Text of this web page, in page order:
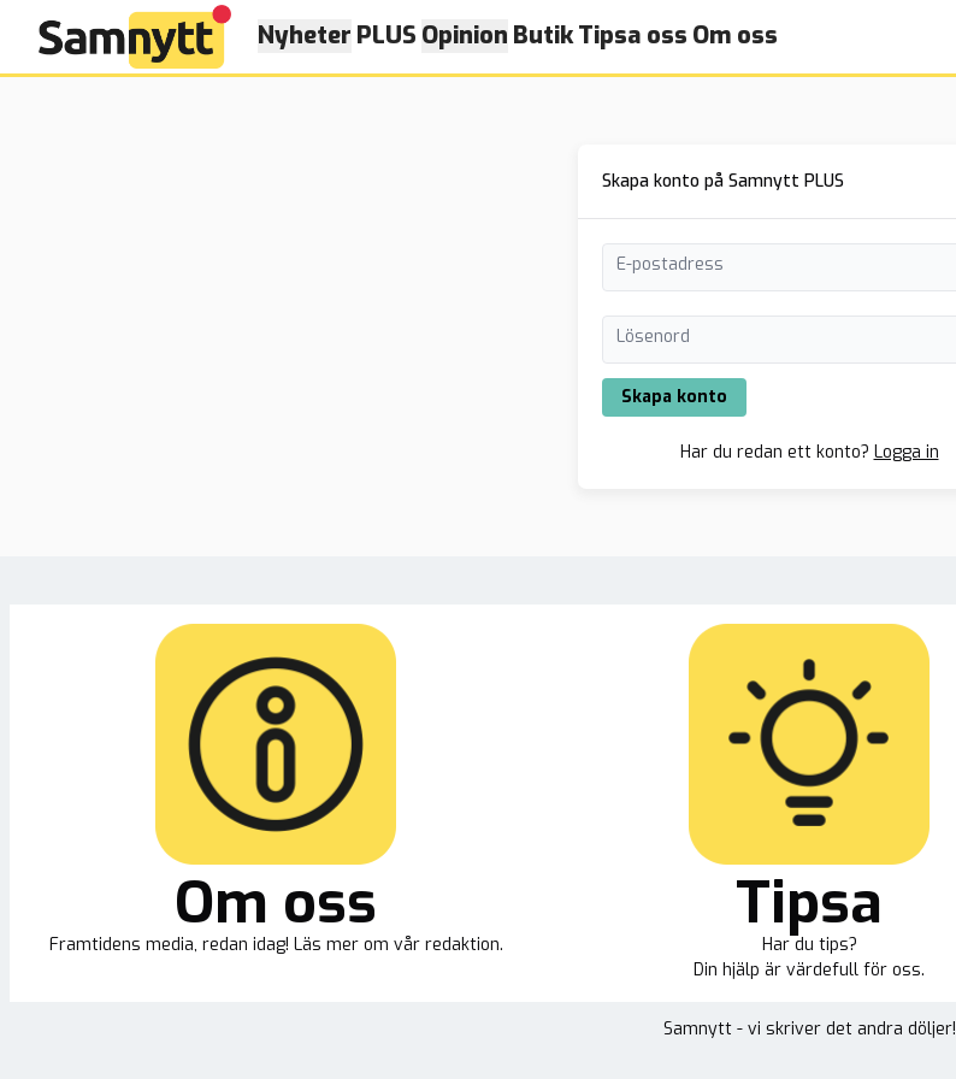
Nyheter PLUS Opinion ButikTipsa oss Om oss
Skapa konto på Samnytt PLUS
E-postadress
Lösenord
Skapa konto
Har du redan ett konto? Logga in
Om oss
Framtidens media, redan idag! Läs mer om vår redaktion.
Tipsa
Har du tips?
Din hjälp är värdefull för oss.
Samnytt - vi skriver det andra döljer!